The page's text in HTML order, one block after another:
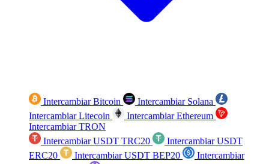
Intercambiar Bitcoin
Intercambiar Solana
Intercambiar Litecoin
Intercambiar Ethereum
Intercambiar TRON
Intercambiar USDT TRC20
Intercambiar USDT
ERC20
Intercambiar USDT BEP20
Intercambiar